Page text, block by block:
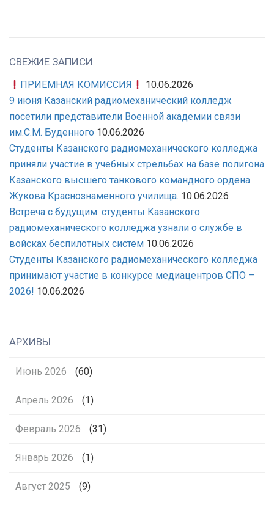
СВЕЖИЕ ЗАПИСИ
ПРИЕМНАЯ КОМИССИЯ
10.06.2026
9 июня Казанский радиомеханический колледж
посетили представители Военной академии связи
им.С.М. Буденного 10.06.2026
Студенты Казанского радиомеханического колледжа
приняли участие в учебных стрельбах на базе полигона
Казанского высшего танкового командного ордена
Жукова Краснознаменного училища. 10.06.2026
Встреча с будущим: студенты Казанского
радиомеханического колледжа узнали о службе в
войсках беспилотных систем 10.06.2026
Студенты Казанского радиомеханического колледжа
принимают участие в конкурсе медиацентров СПО –
2026! 10.06.2026
АРХИВЫ
Июнь 2026 (60)
Апрель 2026 (1)
Февраль 2026 (31)
Январь 2026 (1)
Август 2025 (9)